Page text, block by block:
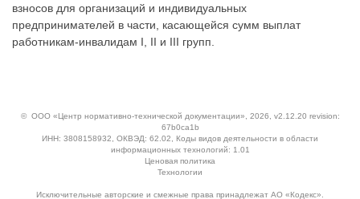
взносов для организаций и индивидуальных
предпринимателей в части, касающейся сумм выплат
работникам-инвалидам I, II и III групп.
© ООО «Центр нормативно-технической документации» , 2026, v2.12.20 revision:
67b0ca1b
ИНН: 3808158932, ОКВЭД: 62.02, Коды видов деятельности в области
информационных технологий: 1.01
Ценовая политика
Технологии
Исключительные авторские и смежные права принадлежат АО «Кодекс».